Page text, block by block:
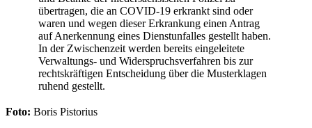
übertragen, die an COVID-19 erkrankt sind oder
waren und wegen dieser Erkrankung einen Antrag
auf Anerkennung eines Dienstunfalles gestellt haben.
In der Zwischenzeit werden bereits eingeleitete
Verwaltungs- und Widerspruchsverfahren bis zur
rechtskräftigen Entscheidung über die Musterklagen
ruhend gestellt.
Foto: Boris Pistorius